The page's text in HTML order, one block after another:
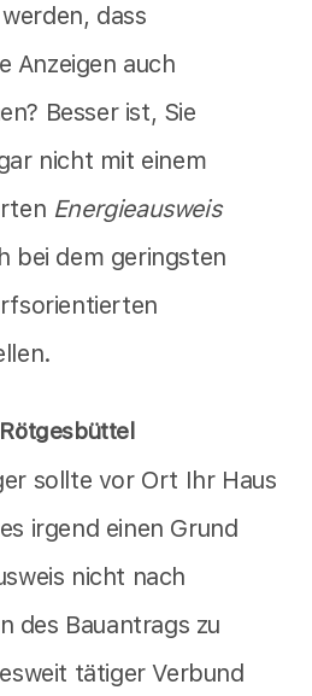
dass
Anzeigen auch
Besser ist, Sie
nicht mit einem
Energieausweis
bei dem geringsten
sollte vor Ort Ihr Haus
irgend einen Grund
nicht nach
des Bauantrags zu
tätiger Verbund